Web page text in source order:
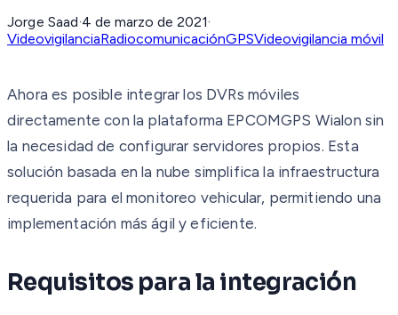
Jorge Saad·4 de marzo de 2021·
VideovigilanciaRadiocomunicaciónGPSVideovigilancia móvil
Ahora es posible integrar los DVRs móviles
directamente con la plataforma EPCOMGPS Wialon sin
la necesidad de configurar servidores propios. Esta
solución basada en la nube simplifica la infraestructura
requerida para el monitoreo vehicular, permitiendo una
implementación más ágil y eficiente.
Requisitos para la integración